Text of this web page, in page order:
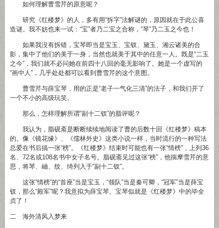
如何理解曹雪芹的原意呢？
研究《红楼梦》的人，多有用“拆字”法解谜的，原因就在于此公喜
造谜。我不妨也来一试：“宝”者乃二宝之合称，“琴”乃二玉之今也！
如果我没有拆错，宝琴即当是宝玉、宝钗、黛玉、湘云诸美的合
影，集中了他们的美于一身，当然也就美于其中的任意一人。既是“二玉
之今”，我们就不必问她在前四十八回的毫无影响了。她是一个虚写的
“画中人”，几乎处处都可以看到曹雪芹的这个意图。
曹雪芹与薛宝琴，用的正是“老子一气化三清”的法子，和我们开了
一个不小的高级玩笑。
那么，怎样理解所谓“副十二钗”的脂评呢？
我认为，脂砚斋是断断续续地阅读了曹的后数十回《红楼梦》稿本
的。像《镜花缘》、《儒林外史》这类小说一样，当时流行的一种写法
总爱在书后搞一张“榜”。《红楼梦》结束时可能也有一张“情榜”，上列36
名、72名或108名书中女子名号。脂砚斋见过这张“榜”，他揣摩雪芹的意
思，将琴、岫、纹、绮列入于“副十二钗”。
这张“情榜”的“首座”当是宝玉，“领队”当是秦可卿，“冠军”当是薛宝
钗，那么“殿军”呢？我意拟为薛宝琴。宝琴似就是《红楼梦》中的毕全
贞了！
二 海外清风入梦来